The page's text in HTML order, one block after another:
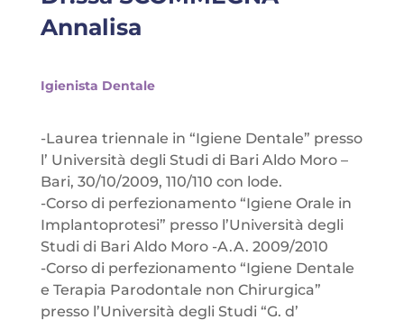
Annalisa
Igienista Dentale
-Laurea triennale in “Igiene Dentale” presso
l’ Università degli Studi di Bari Aldo Moro –
Bari, 30/10/2009, 110/110 con lode.
-Corso di perfezionamento “Igiene Orale in
Implantoprotesi” presso l’Università degli
Studi di Bari Aldo Moro -A.A. 2009/2010
-Corso di perfezionamento “Igiene Dentale
e Terapia Parodontale non Chirurgica”
presso l’Università degli Studi “G. d’